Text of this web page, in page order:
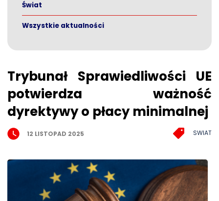
Świat
Wszystkie aktualności
Trybunał Sprawiedliwości UE
potwierdza ważność
dyrektywy o płacy minimalnej
12 LISTOPAD 2025 SWIAT